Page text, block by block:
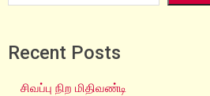
Recent Posts
சிவப்பு நிற மிதிவண்டி